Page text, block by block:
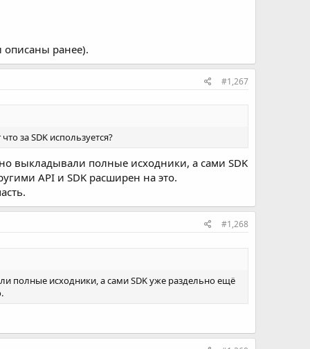
ранее).
#1,267
за SDK используется?
выкладывали полные исходники, а сами SDK
API и SDK расширен на это.
#1,268
полные исходники, а сами SDK уже раздельно ещё